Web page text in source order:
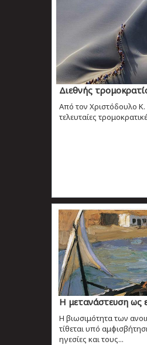
Διεθνής
Από τον Χριστόδουλο
τελευταίες
Η μετανάστευση ως
H βιωσιμότητα των
τίθεται υπό
ηγεσίες και τους...